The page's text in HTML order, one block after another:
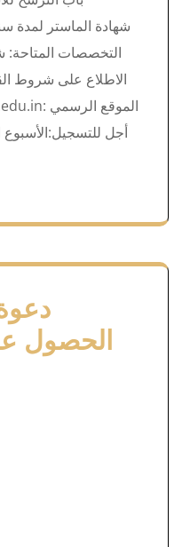
شهادة الماستر لمدة
التخصصات المتاحة:
الاطلاع على شروط
أجل للتسجيل:الأسبوع
الحصول